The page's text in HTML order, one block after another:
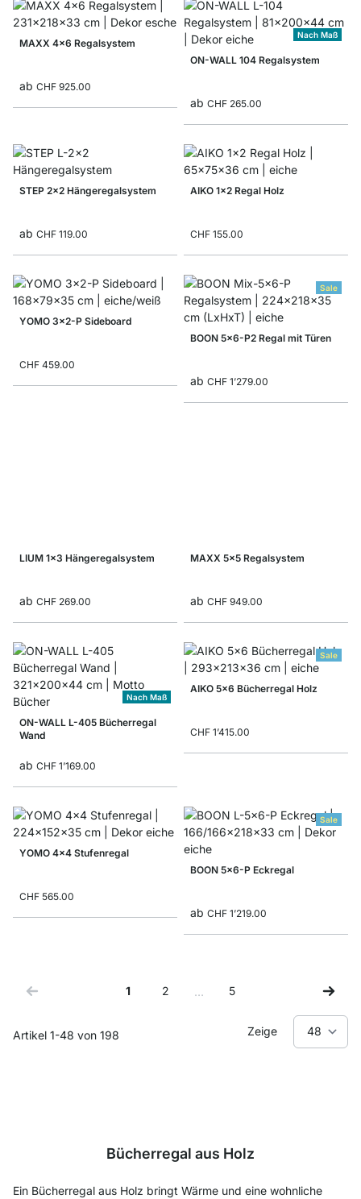
MAXX 4x6 Regalsystem
ab CHF 925.00
Nach Maß
ON-WALL 104 Regalsystem
ab CHF 265.00
STEP 2x2 Hängeregalsystem
ab CHF 119.00
AIKO 1x2 Regal Holz
CHF 155.00
YOMO 3x2-P Sideboard
CHF 459.00
Sale
BOON 5x6-P2 Regal mit Türen
ab CHF 1’279.00
LIUM 1x3 Hängeregalsystem
ab CHF 269.00
MAXX 5x5 Regalsystem
ab CHF 949.00
Nach Maß
ON-WALL L-405 Bücherregal
Wand
ab CHF 1’169.00
Sale
AIKO 5x6 Bücherregal Holz
CHF 1’415.00
YOMO 4x4 Stufenregal
CHF 565.00
Sale
BOON 5x6-P Eckregal
ab CHF 1’219.00
Artikel 1-48 von 198
Sie lesen gerade Seite
1
Seite
2 …
Seite
5
Zeige
Bücherregal aus Holz
Ein Bücherregal aus Holz bringt Wärme und eine wohnliche